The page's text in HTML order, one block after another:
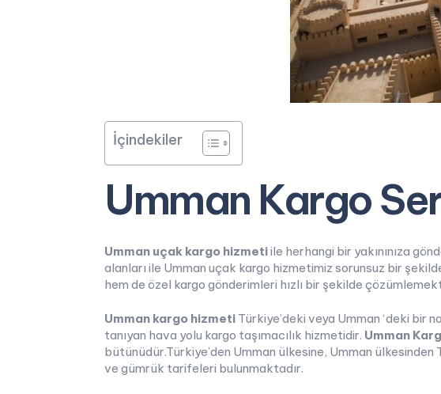
İçindekiler
Umman Kargo
Umman uçak kargo hizmetiile herhangi bir yakınınıza
alanları ile Umman uçak kargo hizmetimiz sorunsuz bir
hem de özel kargo gönderimleri hızlı bir şekilde
Umman kargo hizmeti Türkiye’deki veya Umman ‘deki bir
tanıyan hava yolu kargo taşımacılık hizmetidir. Umman
bütünüdür.Türkiye’den Umman ülkesine, Umman
ve gümrük tarifeleri bulunmaktadır.